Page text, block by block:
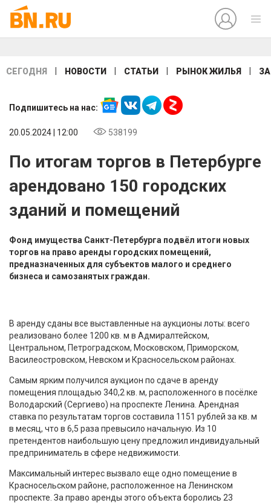
СЕГОДНЯ НОВОСТИ СТАТЬИ РЫНОК ЖИЛЬЯ
Подпишитесь на нас:
20.05.2024 | 12:00 538199
По итогам торгов в Петербурге
арендовано 150 городских
зданий и помещений
Фонд имущества Санкт-Петербурга подвёл итоги новых
торгов на право аренды городских помещений,
предназначенных для субъектов малого и среднего
бизнеса и самозанятых граждан.
В аренду сданы все выставленные на аукционы лоты: всего
реализовано более 1200 кв. м в Адмиралтейском,
Центральном, Петроградском, Московском, Приморском,
Василеостровском, Невском и Красносельском районах.
Самым ярким получился аукцион по сдаче в аренду
помещения площадью 340,2 кв. м, расположенного в посёлке
Володарский (Сергиево) на проспекте Ленина. Арендная
ставка по результатам торгов составила 1151 рублей за кв. м
в месяц, что в 6,5 раза превысило начальную. Из 10
претендентов наибольшую цену предложил индивидуальный
предприниматель в сфере недвижимости.
Максимальный интерес вызвало еще одно помещение в
Красносельском районе, расположенное на Ленинском
проспекте. За право аренды этого объекта боролись 23